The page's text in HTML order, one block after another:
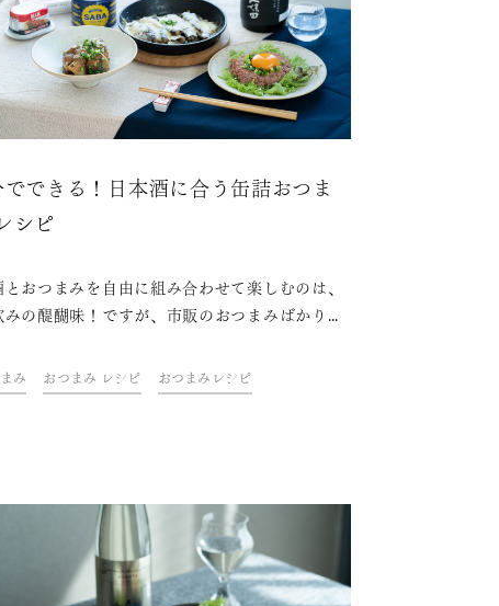
できる！日本酒に合う缶詰おつま
シピ
とおつまみを自由に組み合わせて楽しむのは、
みの醍醐味！ですが、市販のおつまみばかりで
面倒くさいですよね。そんな方にこそ試してい
きたいのが缶詰レシピ！缶詰を使えば、5分程
をご紹介します！
み おつまみ レシピ おつまみレシピ